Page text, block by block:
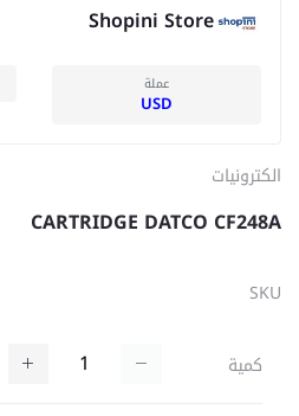
Shopini Store
عملة
USD
الكترونيات
CARTRIDGE DATCO CF248A
SKU
كمية